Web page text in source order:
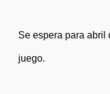
Se espera para abril
juego.